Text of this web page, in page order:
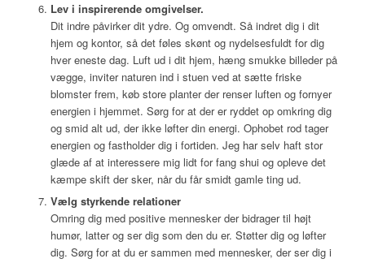
Lev i inspirerende omgivelser.
Dit indre påvirker dit ydre. Og omvendt. Så indret dig i dit
hjem og kontor, så det føles skønt og nydelsesfuldt for dig
hver eneste dag. Luft ud i dit hjem, hæng smukke billeder på
vægge, inviter naturen ind i stuen ved at sætte friske
blomster frem, køb store planter der renser luften og fornyer
energien i hjemmet. Sørg for at der er ryddet op omkring dig
og smid alt ud, der ikke løfter din energi. Ophobet rod tager
energien og fastholder dig i fortiden. Jeg har selv haft stor
glæde af at interessere mig lidt for fang shui og opleve det
kæmpe skift der sker, når du får smidt gamle ting ud.
Vælg styrkende relationer
Omring dig med positive mennesker der bidrager til højt
humør, latter og ser dig som den du er. Støtter dig og løfter
dig. Sørg for at du er sammen med mennesker, der ser dig i